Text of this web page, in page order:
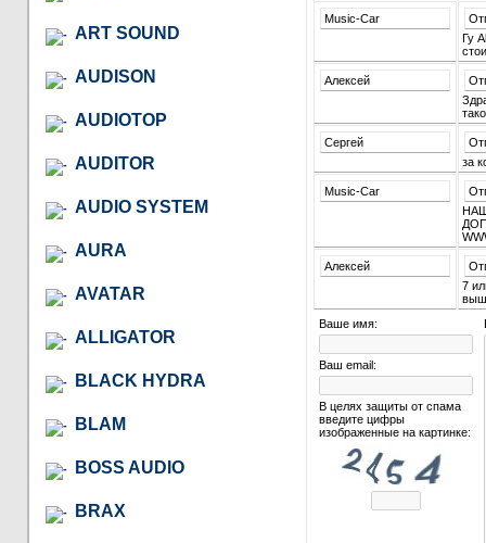
ART SOUND
AUDISON
AUDIOTOP
AUDITOR
AUDIO SYSTEM
AURA
AVATAR
ALLIGATOR
BLACK HYDRA
BLAM
BOSS AUDIO
BRAX
Music-Car
Гу
Алексей
Сергей
за
Music-Car
Алексей
7
Ваше имя:
Ваш email:
В целях защиты от спама
введите цифры
изображенные на картинке: